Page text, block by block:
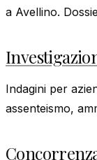
a Avellino.
Indagini per
assenteismo,